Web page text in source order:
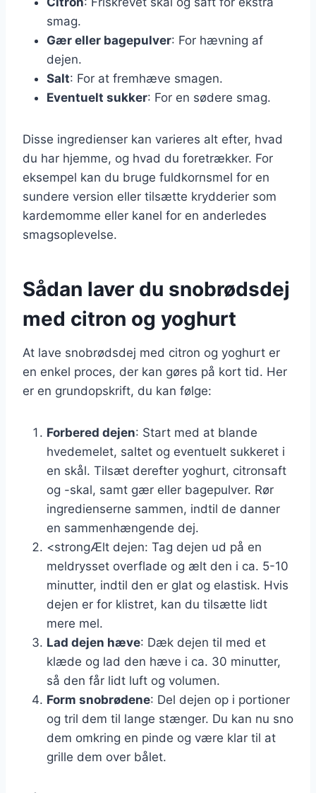
smag.
Gær eller bagepulver: For hævning af
dejen.
Salt: For at fremhæve smagen.
Eventuelt sukker: For en sødere smag.
Disse ingredienser kan varieres alt efter, hvad
du har hjemme, og hvad du foretrækker. For
eksempel kan du bruge fuldkornsmel for en
sundere version eller tilsætte krydderier som
kardemomme eller kanel for en anderledes
smagsoplevelse.
Sådan laver du snobrødsdej
med citron og yoghurt
At lave snobrødsdej med citron og yoghurt er
en enkel proces, der kan gøres på kort tid. Her
er en grundopskrift, du kan følge:
Forbered dejen: Start med at blande
hvedemelet, saltet og eventuelt sukkeret i
en skål. Tilsæt derefter yoghurt, citronsaft
og -skal, samt gær eller bagepulver. Rør
ingredienserne sammen, indtil de danner
en sammenhængende dej.
<strongÆlt dejen: Tag dejen ud på en
meldrysset overflade og ælt den i ca. 5-10
minutter, indtil den er glat og elastisk. Hvis
dejen er for klistret, kan du tilsætte lidt
mere mel.
Lad dejen hæve: Dæk dejen til med et
klæde og lad den hæve i ca. 30 minutter,
så den får lidt luft og volumen.
Form snobrødene: Del dejen op i portioner
og tril dem til lange stænger. Du kan nu sno
dem omkring en pinde og være klar til at
grille dem over bålet.